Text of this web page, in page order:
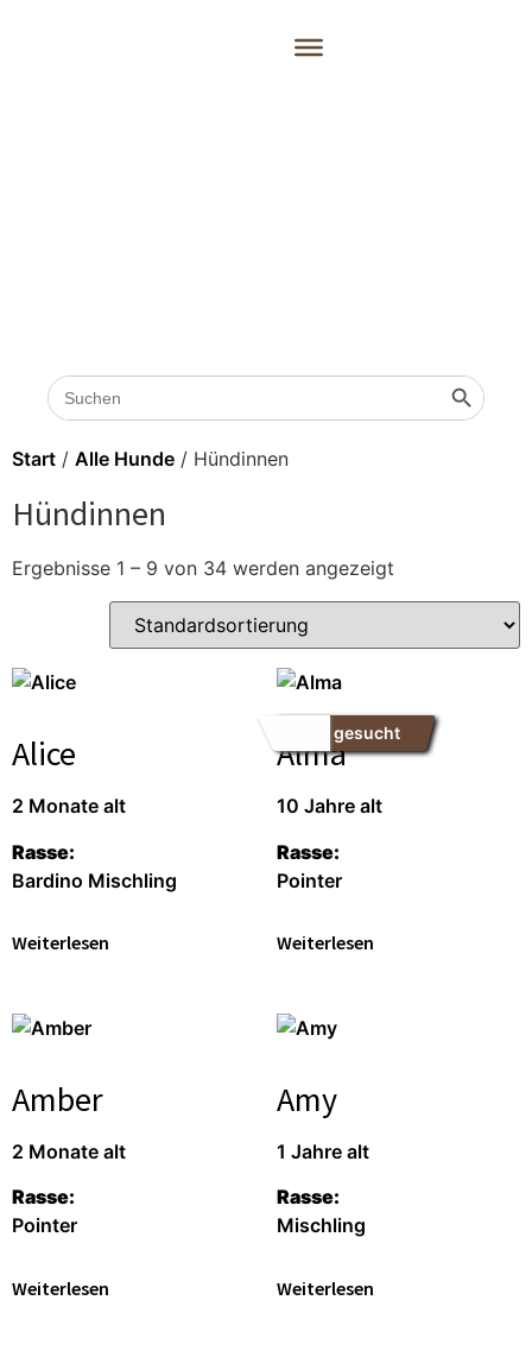
Search
for:
Search
Start / Alle Hunde / Hündinnen
Hündinnen
Ergebnisse 1 – 9 von 34 werden angezeigt
Alice
2 Monate alt
Rasse:
Bardino Mischling
Weiterlesen
Pate gesucht
Alma
10 Jahre alt
Rasse:
Pointer
Weiterlesen
Amber
2 Monate alt
Rasse:
Pointer
Weiterlesen
Amy
1 Jahre alt
Rasse:
Mischling
Weiterlesen